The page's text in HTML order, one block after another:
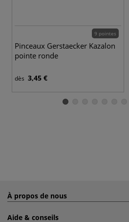
9 pointes
Pinceaux Gerstaecker Kazalon
pointe ronde
dès 3,45 €
À propos de nous
Aide & conseils